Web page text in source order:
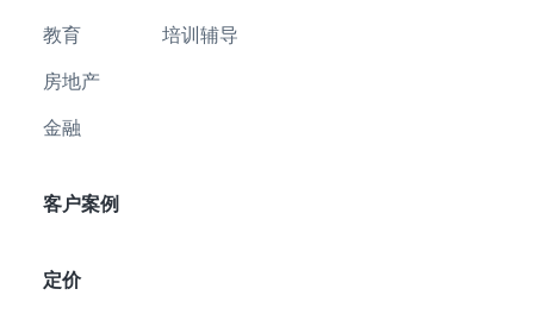
教育
房地产
金融
培训辅导
客户案例
定价